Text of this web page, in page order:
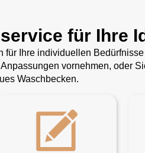
für Ihre
Ihre individuellen
vornehmen, oder
Waschbecken.